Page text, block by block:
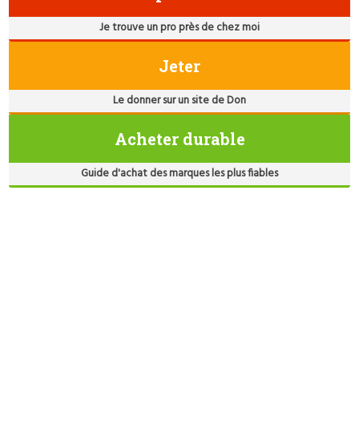
Je trouve un pro près de chez moi
Jeter
Le donner sur un site de Don
Acheter durable
Guide d'achat des marques les plus fiables